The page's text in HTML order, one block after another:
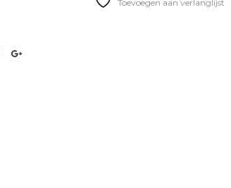
Toevoegen aan verlanglijst